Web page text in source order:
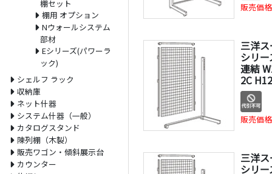
販売価
三洋
シリ
連結
2C
販売価
三洋
シリ
棚セット
棚用 オプション
Nウォールシステム
部材
Eシリーズ(パワーラ
ック)
シェルフ ラック
収納庫
ネット什器
システム什器（一般）
カタログスタンド
陳列棚（木製）
販売ワゴン・傾斜展示台
カウンター